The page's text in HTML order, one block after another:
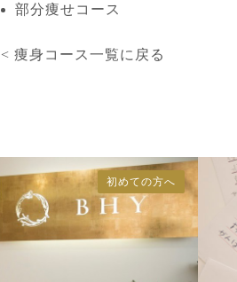
部分痩せコース
< 痩身コース一覧に戻る
初めての方へ